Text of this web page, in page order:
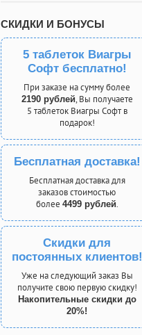
СКИДКИ И БОНУСЫ
5 таблеток Виагры
Софт бесплатно!
При заказе на сумму более
2190 рублей, Вы получаете
5 таблеток Виагры Софт в
подарок!
Бесплатная доставка!
Бесплатная доставка для
заказов стоимостью
более 4499 рублей.
Скидки для
постоянных клиентов!
Уже на следующий заказ Вы
получите свою первую скидку!
Накопительные скидки до
20%!